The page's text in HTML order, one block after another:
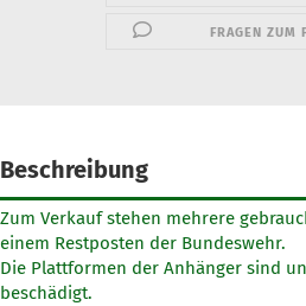
FRAGEN ZUM
Beschreibung
Zum Verkauf stehen mehrere
einem Restposten der Bundeswehr.
Die Plattformen der Anhänger sind
beschädigt.